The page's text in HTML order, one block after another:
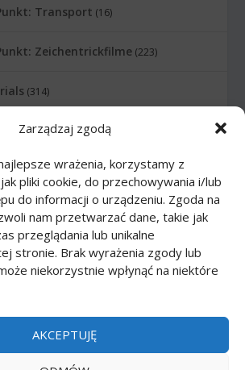
Zarządzaj zgodą
wrażenia, korzystamy z
pliki cookie, do przechowywania i/lub
do informacji o urządzeniu. Zgoda na
nam przetwarzać dane, takie jak
przeglądania lub unikalne
stronie. Brak wyrażenia zgody lub
niekorzystnie wpłynąć na niektóre
AKCEPTUJĘ
Transport (16)
Zeichentrickfilme (223)
(314)
Comics(46)
Körper(27)
Lebensmittel (10)
Tiere(83)
Transport
(12)
Zeichentrickfilme